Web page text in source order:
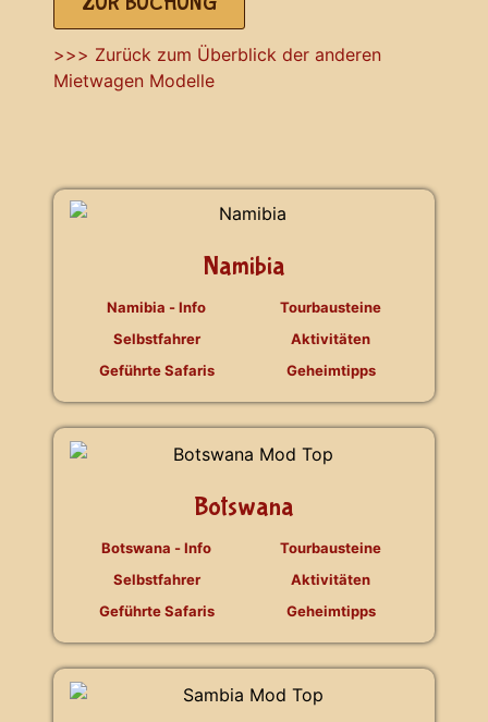
>>> Zurück zum Überblick der anderen
Mietwagen Modelle
Namibia
Namibia - Info
Selbstfahrer
Geführte Safaris
Tourbausteine
Aktivitäten
Geheimtipps
Botswana
Botswana - Info
Selbstfahrer
Geführte Safaris
Tourbausteine
Aktivitäten
Geheimtipps